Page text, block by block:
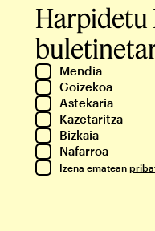
Harpidetu
Mendia
Goizekoa
Astekaria
Kazetaritza
Bizkaia
Nafarroa
Izena ematean